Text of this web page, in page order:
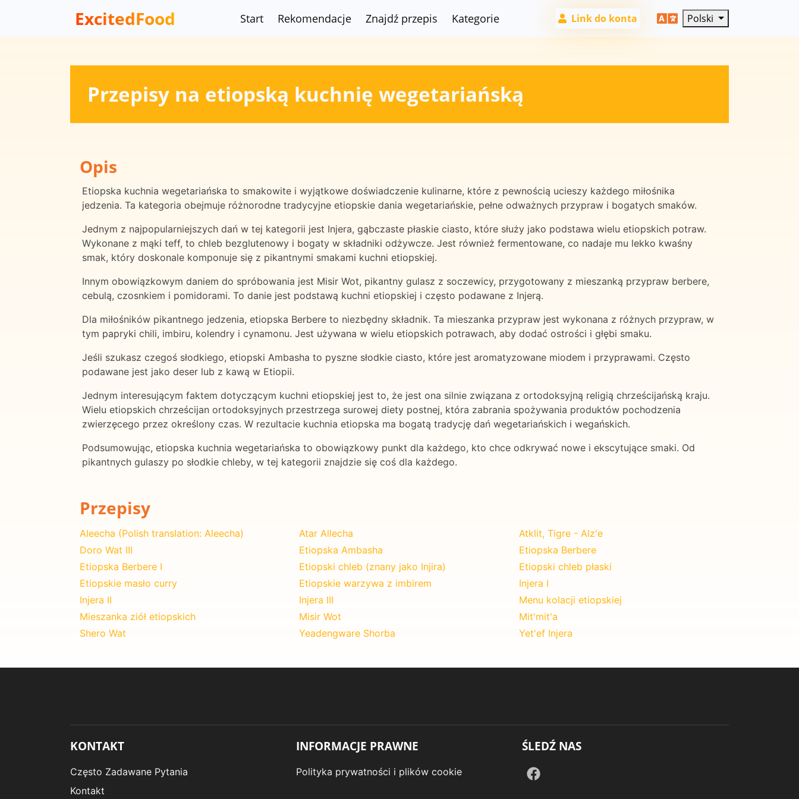
ExcitedFood Start Rekomendacje Znajdź przepis Kategorie Link do konta Polski
Przepisy na etiopską kuchnię wegetariańską
Opis
Etiopska kuchnia wegetariańska to smakowite i wyjątkowe doświadczenie kulinarne, które z pewnością ucieszy każdego miłośnika
jedzenia. Ta kategoria obejmuje różnorodne tradycyjne etiopskie dania wegetariańskie, pełne odważnych przypraw i bogatych smaków.
Jednym z najpopularniejszych dań w tej kategorii jest Injera, gąbczaste płaskie ciasto, które służy jako podstawa wielu etiopskich potraw.
Wykonane z mąki teff, to chleb bezglutenowy i bogaty w składniki odżywcze. Jest również fermentowane, co nadaje mu lekko kwaśny
smak, który doskonale komponuje się z pikantnymi smakami kuchni etiopskiej.
Innym obowiązkowym daniem do spróbowania jest Misir Wot, pikantny gulasz z soczewicy, przygotowany z mieszanką przypraw berbere,
cebulą, czosnkiem i pomidorami. To danie jest podstawą kuchni etiopskiej i często podawane z Injerą.
Dla miłośników pikantnego jedzenia, etiopska Berbere to niezbędny składnik. Ta mieszanka przypraw jest wykonana z różnych przypraw, w
tym papryki chili, imbiru, kolendry i cynamonu. Jest używana w wielu etiopskich potrawach, aby dodać ostrości i głębi smaku.
Jeśli szukasz czegoś słodkiego, etiopski Ambasha to pyszne słodkie ciasto, które jest aromatyzowane miodem i przyprawami. Często
podawane jest jako deser lub z kawą w Etiopii.
Jednym interesującym faktem dotyczącym kuchni etiopskiej jest to, że jest ona silnie związana z ortodoksyjną religią chrześcijańską kraju.
Wielu etiopskich chrześcijan ortodoksyjnych przestrzega surowej diety postnej, która zabrania spożywania produktów pochodzenia
zwierzęcego przez określony czas. W rezultacie kuchnia etiopska ma bogatą tradycję dań wegetariańskich i wegańskich.
Podsumowując, etiopska kuchnia wegetariańska to obowiązkowy punkt dla każdego, kto chce odkrywać nowe i ekscytujące smaki. Od
pikantnych gulaszy po słodkie chleby, w tej kategorii znajdzie się coś dla każdego.
Przepisy
Aleecha (Polish translation: Aleecha) Atar Allecha
Atklit, Tigre - Alz'e
Doro Wat III
Etiopska Ambasha
Etiopska Berbere
Etiopska Berbere I
Etiopski chleb (znany jako Injira)
Etiopski chleb płaski
Etiopskie masło curry
Etiopskie warzywa z imbirem
Injera I
Injera II
Injera III
Menu kolacji etiopskiej
Mieszanka ziół etiopskich
Misir Wot
Mit'mit'a
Shero Wat
Yeadengware Shorba Yet'ef Injera
KONTAKT
Często Zadawane Pytania
Kontakt
INFORMACJE PRAWNE
Polityka prywatności i plików cookie
ŚLEDŹ NAS